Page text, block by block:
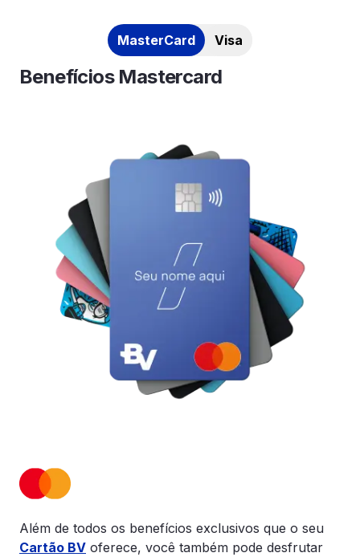
MasterCard Visa
Benefícios Mastercard
Além de todos os benefícios exclusivos que o seu
Cartão BV oferece, você também pode desfrutar